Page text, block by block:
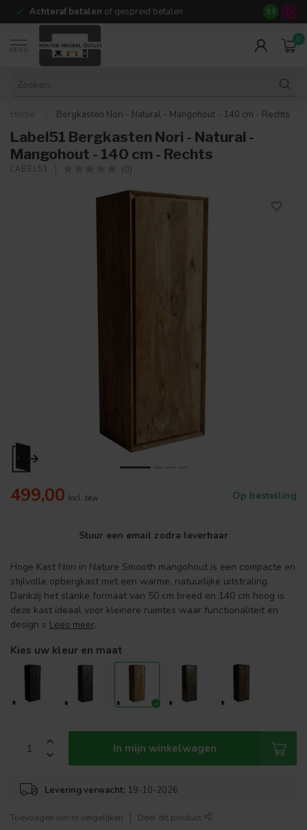
Achteraf betalen of gespreid betalen 14 dagen
9.3
MENU
0
Home Bergkasten Nori - Natural - Mangohout - 140 cm - Rechts
Label51 Bergkasten Nori - Natural -
Mangohout - 140 cm - Rechts
LABEL51 (0)
499,00 Incl. btw Op bestelling
Stuur een email zodra leverbaar
Hoge Kast Nori in Nature Smooth mangohout is een compacte en
stijlvolle opbergkast met een warme, natuurlijke uitstraling.
Dankzij het slanke formaat van 50 cm breed en 140 cm hoog is
deze kast ideaal voor kleinere ruimtes waar functionaliteit en
design s Lees meer.
Kies uw kleur en maat
In mijn winkelwagen
Levering verwacht: 19-10-2026
Toevoegen om te vergelijken Deel dit product